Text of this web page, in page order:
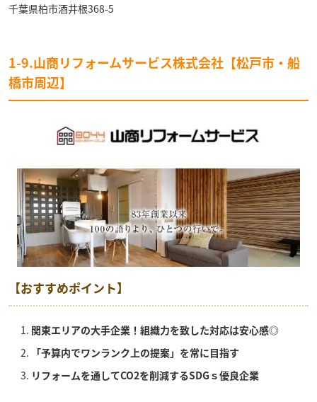
千葉県柏市酒井根368-5
1-9.山商リフォームサービス株式会社【松戸市・船
橋市周辺】
【おすすめポイント】
関東エリアの大手企業！組織力を致した対応は安心感◎
「予算内でワンランク上の提案」を常に目指す
リフォームを通してCO2を削減するSDGｓ優良企業